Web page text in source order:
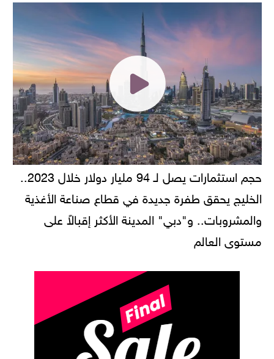
الخليج يحقق طفرة جديدة في قطاع صناعة الأغذية
والمشروبات.. و"دبي" المدينة الأكثر إقبالاً على
مستوى العالم